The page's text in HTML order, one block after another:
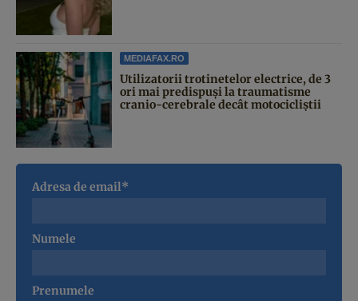
MEDIAFAX.RO
Utilizatorii trotinetelor electrice, de 3
ori mai predispuși la traumatisme
cranio-cerebrale decât motocicliștii
Adresa de email*
Numele
Prenumele